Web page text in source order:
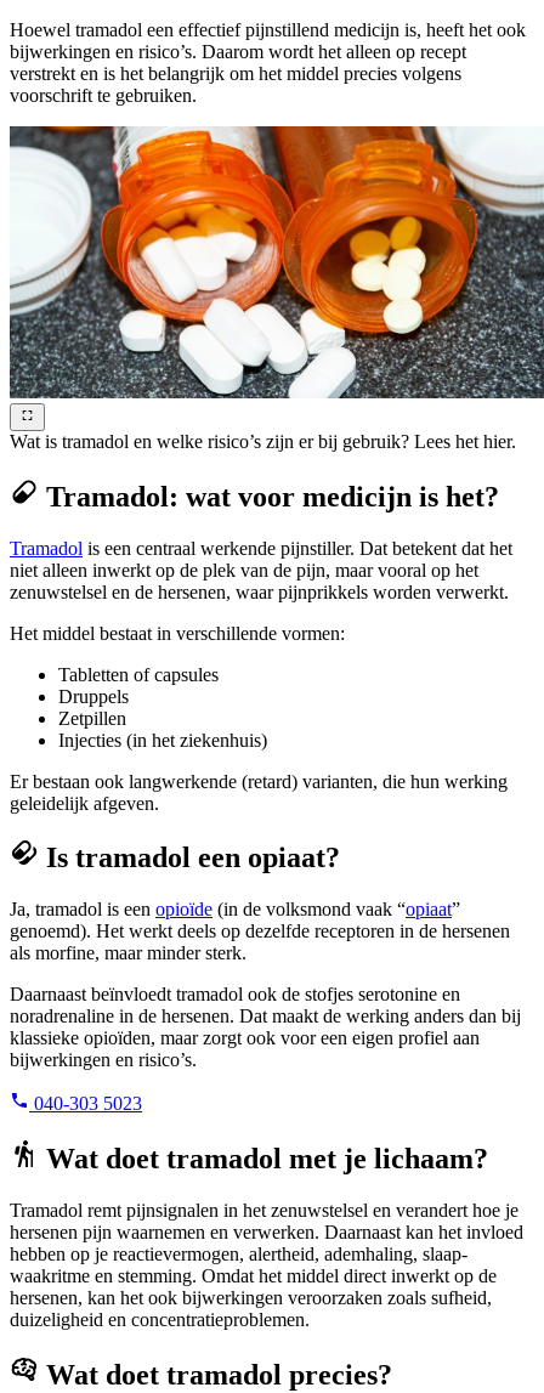
Hoewel tramadol een effectief pijnstillend medicijn is, heeft het ook
bijwerkingen en risico’s. Daarom wordt het alleen op recept
verstrekt en is het belangrijk om het middel precies volgens
voorschrift te gebruiken.
Wat is tramadol en welke risico’s zijn er bij gebruik? Lees het hier.
Tramadol: wat voor medicijn is het?
Tramadol is een centraal werkende pijnstiller. Dat betekent dat het
niet alleen inwerkt op de plek van de pijn, maar vooral op het
zenuwstelsel en de hersenen, waar pijnprikkels worden verwerkt.
Het middel bestaat in verschillende vormen:
Tabletten of capsules
Druppels
Zetpillen
Injecties (in het ziekenhuis)
Er bestaan ook langwerkende (retard) varianten, die hun werking
geleidelijk afgeven.
Is tramadol een opiaat?
Ja, tramadol is een opioïde (in de volksmond vaak “opiaat”
genoemd). Het werkt deels op dezelfde receptoren in de hersenen
als morfine, maar minder sterk.
Daarnaast beïnvloedt tramadol ook de stofjes serotonine en
noradrenaline in de hersenen. Dat maakt de werking anders dan bij
klassieke opioïden, maar zorgt ook voor een eigen profiel aan
bijwerkingen en risico’s.
040-303 5023
Wat doet tramadol met je lichaam?
Tramadol remt pijnsignalen in het zenuwstelsel en verandert hoe je
hersenen pijn waarnemen en verwerken. Daarnaast kan het invloed
hebben op je reactievermogen, alertheid, ademhaling, slaap-
waakritme en stemming. Omdat het middel direct inwerkt op de
hersenen, kan het ook bijwerkingen veroorzaken zoals sufheid,
duizeligheid en concentratieproblemen.
Wat doet tramadol precies?